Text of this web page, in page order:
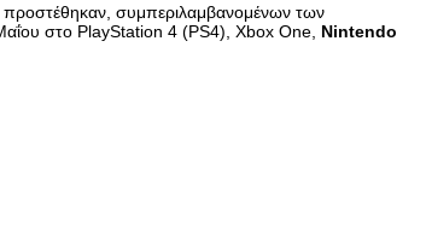
συμπεριλαμβανομένων των
στο PlayStation 4 (PS4), Xbox One, Nintendo